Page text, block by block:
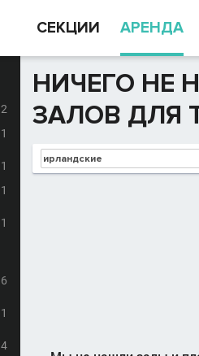
СЕКЦИИ АРЕНДА
2
1
1
1
1
6
1
4
НИЧЕГО НЕ
ЗАЛОВ ДЛЯ